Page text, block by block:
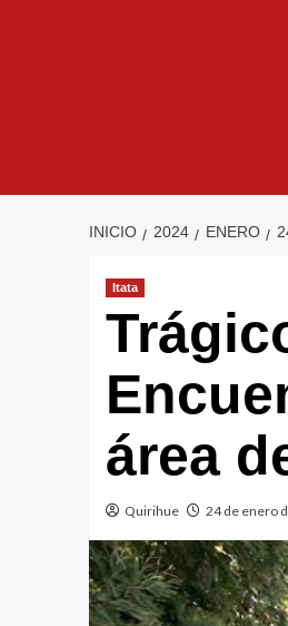
INICIO 2024 ENERO
Itata
área
Quirihue 24 de enero